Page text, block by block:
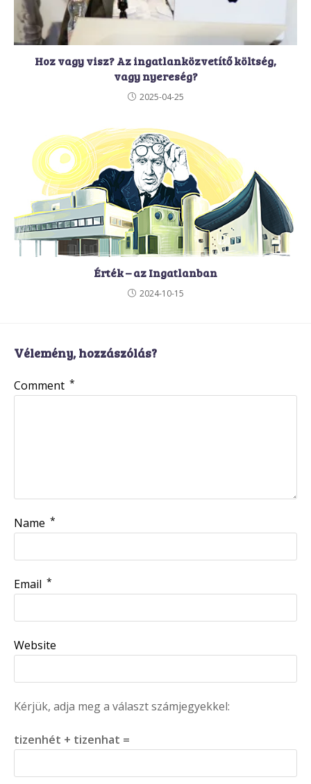
Hoz vagy visz? Az ingatlanközvetítő költség,
vagy nyereség?
2025-04-25
Érték – az Ingatlanban
2024-10-15
Vélemény, hozzászólás?
Comment *
Name *
Email *
Website
Kérjük, adja meg a választ számjegyekkel:
tizenhét + tizenhat =